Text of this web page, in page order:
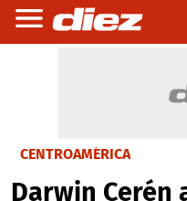
CENTROAMÉRICA
Darwin Cerén